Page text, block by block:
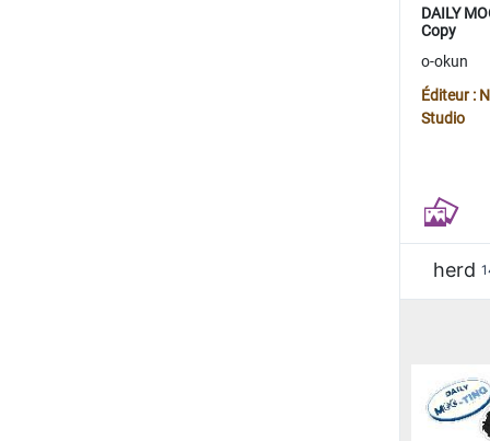
DAILY
Copy
o-okun
Éditeur :
Studio
herd